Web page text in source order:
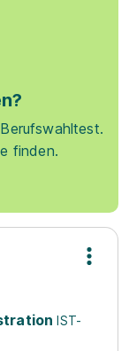
finden.
IST-